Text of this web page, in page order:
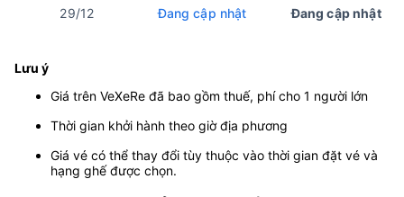
29/12 Đang cập nhật Đang cập nhật
Lưu ý
Giá trên VeXeRe đã bao gồm thuế, phí cho 1 người lớn
Thời gian khởi hành theo giờ địa phương
Giá vé có thể thay đổi tùy thuộc vào thời gian đặt vé và
hạng ghế được chọn.